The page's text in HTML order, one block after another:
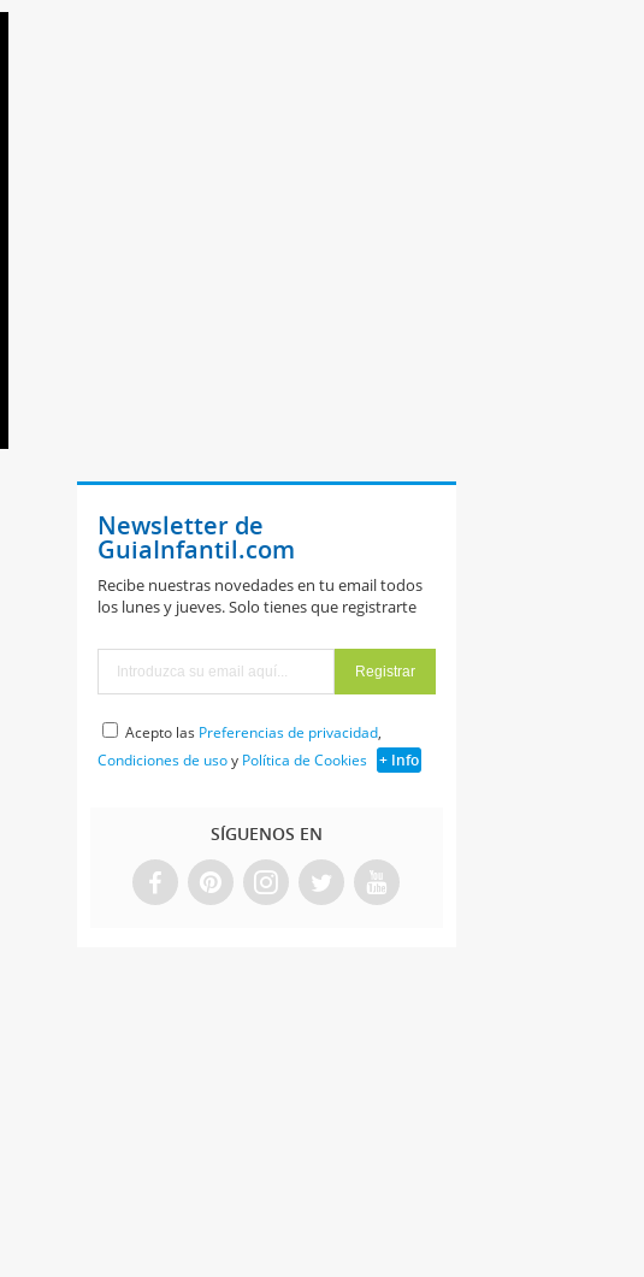
Newsletter de
GuiaInfantil.com
Recibe nuestras novedades en tu email todos
los lunes y jueves. Solo tienes que registrarte
Acepto las Preferencias de privacidad,
Condiciones de usoy Política de Cookies + Info
SÍGUENOS EN